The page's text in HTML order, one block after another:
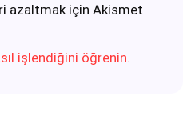
azaltmak için Akismet
işlendiğini öğrenin.